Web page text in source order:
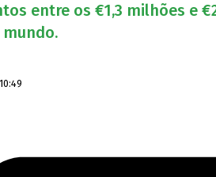
entre os €1,3 milhões e